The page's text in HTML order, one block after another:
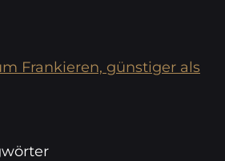
Frankieren, günstiger als